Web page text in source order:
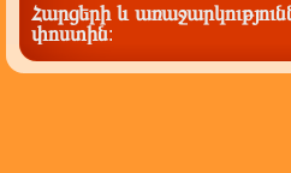
Հարցերի և
փոստին: